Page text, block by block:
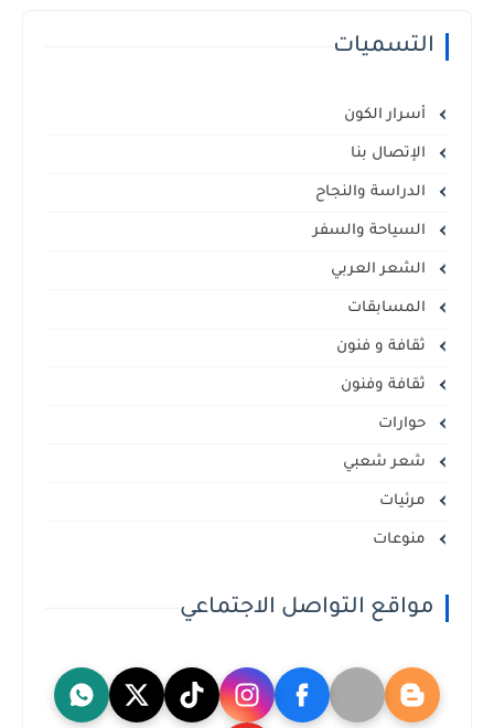
التسميات
أسرار الكون
الإتصال بنا
الدراسة والنجاح
السياحة والسفر
الشعر العربي
المسابقات
ثقافة و فنون
ثقافة وفنون
حوارات
شعر شعبي
مرئيات
منوعات
مواقع التواصل الاجتماعي